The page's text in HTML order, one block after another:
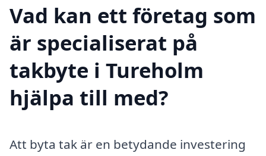
Vad kan ett företag som
är specialiserat på
takbyte i Tureholm
hjälpa till med?
Att byta tak är en betydande investering